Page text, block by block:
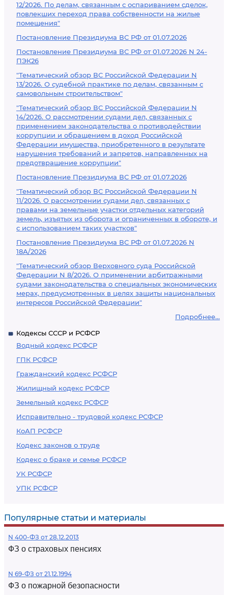
12/2026. По делам, связанным с оспариванием сделок,
повлекших переход права собственности на жилые
помещения"
Постановление Президиума ВС РФ от 01.07.2026
Постановление Президиума ВС РФ от 01.07.2026 N 24-
ПЭК26
"Тематический обзор ВС Российской Федерации N
13/2026. О судебной практике по делам, связанным с
самовольным строительством"
"Тематический обзор ВС Российской Федерации N
14/2026. О рассмотрении судами дел, связанных с
применением законодательства о противодействии
коррупции и обращением в доход Российской
Федерации имущества, приобретенного в результате
нарушения требований и запретов, направленных на
предотвращение коррупции"
Постановление Президиума ВС РФ от 01.07.2026
"Тематический обзор ВС Российской Федерации N
11/2026. О рассмотрении судами дел, связанных с
правами на земельные участки отдельных категорий
земель, изъятых из оборота и ограниченных в обороте, и
с использованием таких участков"
Постановление Президиума ВС РФ от 01.07.2026 N
18А/2026
"Тематический обзор Верховного суда Российской
Федерации N 8/2026. О применении арбитражными
судами законодательства о специальных экономических
мерах, предусмотренных в целях защиты национальных
интересов Российской Федерации"
Подробнее...
Кодексы СССР и РСФСР
Водный кодекс РСФСР
ГПК РСФСР
Гражданский кодекс РСФСР
Жилищный кодекс РСФСР
Земельный кодекс РСФСР
Исправительно - трудовой кодекс РСФСР
КоАП РСФСР
Кодекс законов о труде
Кодекс о браке и семье РСФСР
УК РСФСР
УПК РСФСР
Популярные статьи и материалы
N 400-ФЗ от 28.12.2013
ФЗ о страховых пенсиях
N 69-ФЗ от 21.12.1994
ФЗ о пожарной безопасности